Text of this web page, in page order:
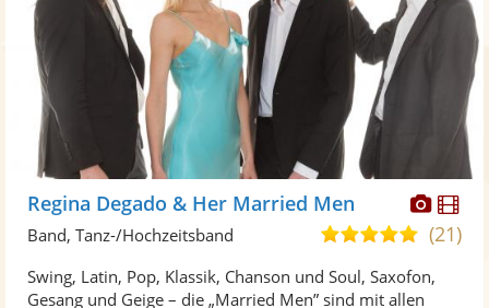
Fotos
Regina Degado & Her Married Men
5,0
5
(21)
Band, Tanz-/Hochzeitsband
Swing, Latin, Pop, Klassik, Chanson und Soul, Saxofon,
Gesang und Geige – die „Married Men” sind mit allen